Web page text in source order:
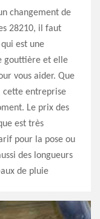
changement de
28210, il faut
est une
gouttière et elle
vous aider. Que
cette entreprise
Le prix des
est très
pour la pose ou
des longueurs
de pluie